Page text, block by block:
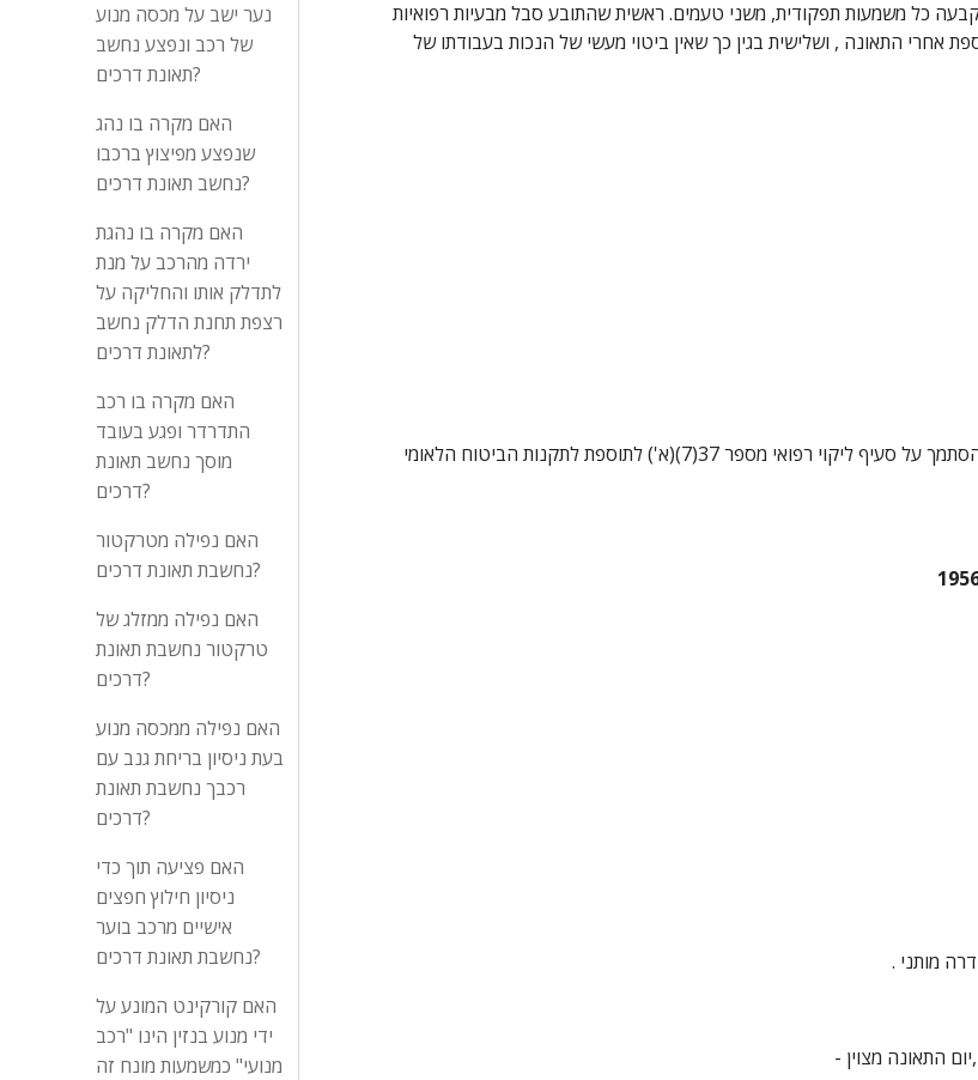
נער ישב על מכסה מנוע
של רכב ונפצע נחשב
תאונת דרכים?
האם מקרה בו נהג
שנפצע מפיצוץ ברכבו
נחשב תאונת דרכים?
האם מקרה בו נהגת
ירדה מהרכב על מנת
לתדלק אותו והחליקה על
רצפת תחנת הדלק נחשב
לתאונת דרכים?
האם מקרה בו רכב
התדרדר ופגע בעובד
מוסך נחשב תאונת
דרכים?
האם נפילה מטרקטור
נחשבת תאונת דרכים?
האם נפילה ממזלג של
טרקטור נחשבת תאונת
דרכים?
האם נפילה ממכסה מנוע
בעת ניסיון בריחת גנב עם
רכבך נחשבת תאונת
דרכים?
האם פציעה תוך כדי
ניסיון חילוץ חפצים
אישיים מרכב בוער
נחשבת תאונת דרכים?
האם קורקינט המונע על
ידי מנוע בנזין הינו "רכב
מנועי" כמשמעות מונח זה